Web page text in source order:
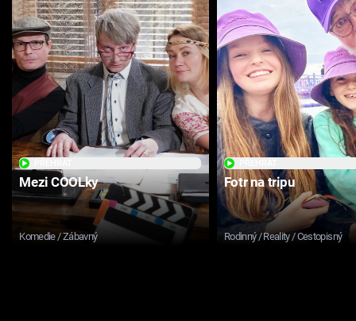
Mezi COOLky
Komedie / Zábavný
Fotr na tripu
Rodinný / Reality / Cestopisný